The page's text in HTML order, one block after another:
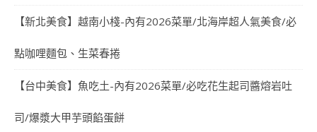
【新北美食】越南小棧-內有2026菜單/北海岸超人氣美食/必
點咖哩麵包、生菜春捲
【台中美食】魚吃土-內有2026菜單/必吃花生起司醬熔岩吐
司/爆漿大甲芋頭餡蛋餅